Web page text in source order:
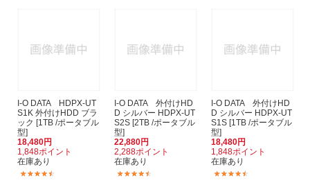
I-O DATA HDPX-UT
S1K 外付けHDD ブラ
ック [1TB /ポータブル
型]
18,480円
1,848ポイント
在庫あり
I-O DATA 外付けHD
D シルバー HDPX-UT
S2S [2TB /ポータブル
型]
22,880円
2,288ポイント
在庫あり
I-O DATA 外付けHD
D シルバー HDPX-UT
S1S [1TB /ポータブル
型]
18,480円
1,848ポイント
在庫あり